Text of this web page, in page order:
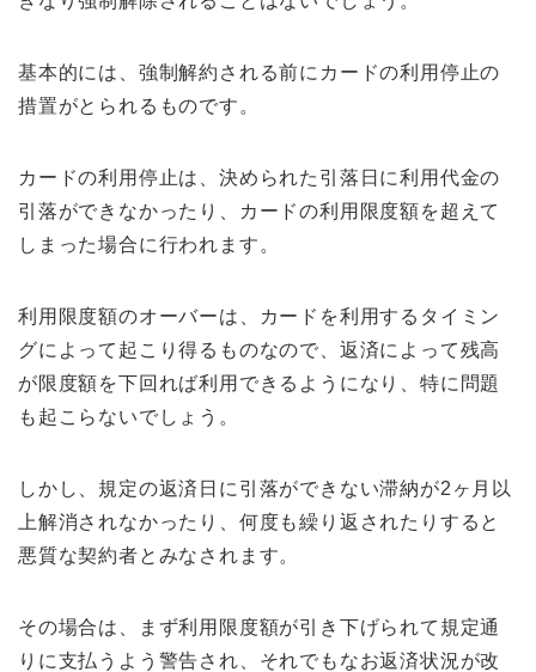
基本的には、強制解約される前にカードの利用停止の
措置がとられるものです。
カードの利用停止は、決められた引落日に利用代金の
引落ができなかったり、カードの利用限度額を超えて
しまった場合に行われます。
利用限度額のオーバーは、カードを利用するタイミン
グによって起こり得るものなので、返済によって残高
が限度額を下回れば利用できるようになり、特に問題
も起こらないでしょう。
しかし、規定の返済日に引落ができない滞納が2ヶ月以
上解消されなかったり、何度も繰り返されたりすると
悪質な契約者とみなされます。
その場合は、まず利用限度額が引き下げられて規定通
りに支払うよう警告され、それでもなお返済状況が改